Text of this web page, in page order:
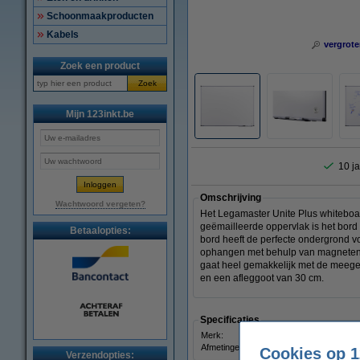
Schoonmaakproducten
Kabels
Zoek een product
Zoek
Mijn 123inkt.be
Wachtwoord vergeten?
Betaalopties:
Verzendopties:
10
Omschrijving
Het Legamaster Unite Plus
geëmailleerde oppervlak is het
bord heeft de perfecte ondergrond
ophangen met behulp van
gaat heel gemakkelijk met de
en een afleggoot van 30 cm.
Specificaties
Merk:
Afmetingen:
Cookies op